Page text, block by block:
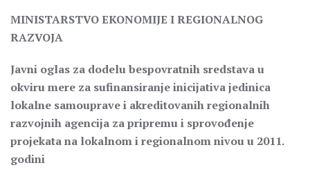
MINISTARSTVO EKONOMIJE I REGIONALNOG
RAZVOJA
Javni oglas za dodelu bespovratnih sredstava u
okviru mere za sufinansiranje inicijativa jedinica
lokalne samouprave i akreditovanih regionalnih
razvojnih agencija za pripremu i sprovođenje
projekata na lokalnom i regionalnom nivou u 2011.
godini